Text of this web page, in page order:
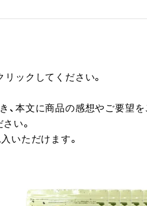
リックしてください。
本文に商品の感想やご要望を
い。
いただけます。